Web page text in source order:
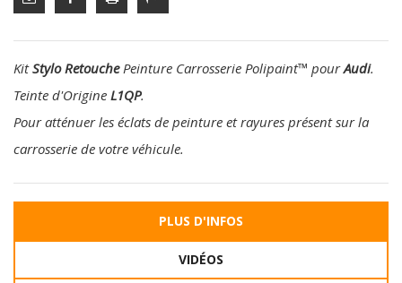
KitStylo RetouchePeinture Carrosserie Polipaint™ pourAudi.
Teinte d'Origine L1QP.
Pour atténuer les éclats de peinture et rayures présent sur la
carrosserie de votre véhicule.
PLUS D'INFOS
VIDÉOS